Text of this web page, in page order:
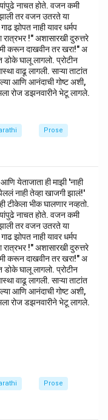
नाचत होते. वजन कमी
झाली तर वजन उतरते या
झोपत नाही यावर धर्मप
रात्रभर !" अशासारखी दुरुत्तरे
करून दाखवीन तर खरा!" अ
डोके घालू लागलो. प्रोटीन
वाढू लागली. साऱ्या ताटांत
आणि आनंदाची गोष्ट अशी,
रोज डझनवारीने भेटू लागले.
Prose
येताजाता ही माझी 'नाही
नाही तेव्हा खाजगी झालं!'
टीकेला भीक घालणार नव्हतो.
नाचत होते. वजन कमी
झाली तर वजन उतरते या
झोपत नाही यावर धर्मप
रात्रभर !" अशासारखी दुरुत्तरे
करून दाखवीन तर खरा!" अ
डोके घालू लागलो. प्रोटीन
वाढू लागली. साऱ्या ताटांत
आणि आनंदाची गोष्ट अशी,
रोज डझनवारीने भेटू लागले.
Prose